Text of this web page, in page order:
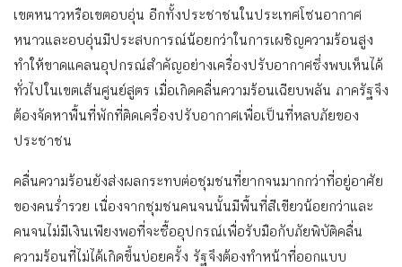
เขตหนาวหรือเขตอบอุ่น อีกทั้งประชาชนในประเทศโซนอากาศ
หนาวและอบอุ่นมีประสบการณ์น้อยกว่าในการเผชิญความร้อนสูง
ทำให้ขาดแคลนอุปกรณ์สำคัญอย่างเครื่องปรับอากาศซึ่งพบเห็นได้
ทั่วไปในเขตเส้นศูนย์สูตร เมื่อเกิดคลื่นความร้อนเฉียบพลัน ภาครัฐจึง
ต้องจัดหาพื้นที่พักที่ติดเครื่องปรับอากาศเพื่อเป็นที่หลบภัยของ
ประชาชน
คลื่นความร้อนยังส่งผลกระทบต่อชุมชนที่ยากจนมากกว่าที่อยู่อาศัย
ของคนร่ำรวย เนื่องจากชุมชนคนจนนั้นมีพื้นที่สีเขียวน้อยกว่าและ
คนจนไม่มีเงินเพียงพอที่จะซื้ออุปกรณ์เพื่อรับมือกับภัยพิบัติคลื่น
ความร้อนที่ไม่ได้เกิดขึ้นบ่อยครั้ง รัฐจึงต้องทำหน้าที่ออกแบบ